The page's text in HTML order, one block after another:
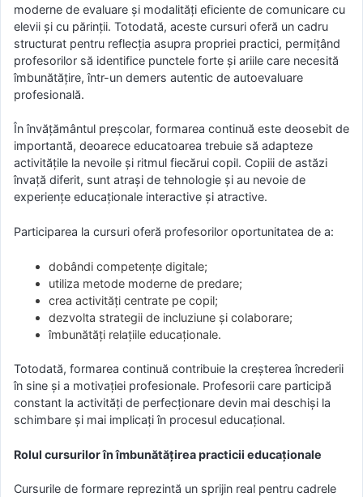
moderne de evaluare și modalități eficiente de comunicare cu
elevii și cu părinții. Totodată, aceste cursuri oferă un cadru
structurat pentru reflecția asupra propriei practici, permițând
profesorilor să identifice punctele forte și ariile care necesită
îmbunătățire, într-un demers autentic de autoevaluare
profesională.
În învățământul preșcolar, formarea continuă este deosebit de
importantă, deoarece educatoarea trebuie să adapteze
activitățile la nevoile și ritmul fiecărui copil. Copiii de astăzi
învață diferit, sunt atrași de tehnologie și au nevoie de
experiențe educaționale interactive și atractive.
Participarea la cursuri oferă profesorilor oportunitatea de a:
dobândi competențe digitale;
utiliza metode moderne de predare;
crea activități centrate pe copil;
dezvolta strategii de incluziune și colaborare;
îmbunătăți relațiile educaționale.
Totodată, formarea continuă contribuie la creșterea încrederii
în sine și a motivației profesionale. Profesorii care participă
constant la activități de perfecționare devin mai deschiși la
schimbare și mai implicați în procesul educațional.
Rolul cursurilor în îmbunătățirea practicii educaționale
Cursurile de formare reprezintă un sprijin real pentru cadrele